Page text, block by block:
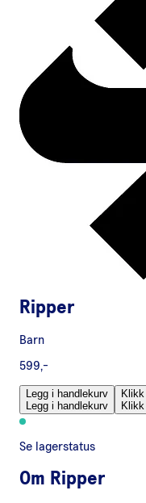
Ripper
Barn
599,-
Legg i handlekurv
Legg i handlekurv
Se lagerstatus
Om Ripper